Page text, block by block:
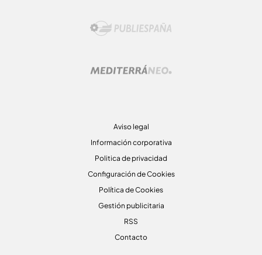
Aviso legal
Información corporativa
Politica de privacidad
Configuración de Cookies
Política de Cookies
Gestión publicitaria
RSS
Contacto